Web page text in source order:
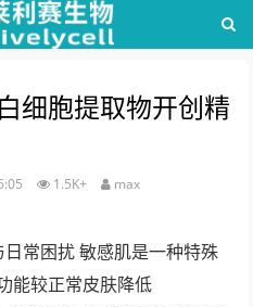
细胞提取物开创精
1.5K+ max
常困扰 敏感肌是一种特殊
能较正常皮肤降低